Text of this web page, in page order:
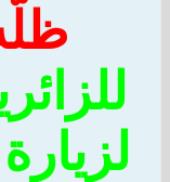
ظلّه